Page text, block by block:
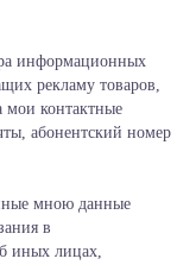
информационных
рекламу товаров,
мои контактные
абонентский номер
мною данные
в
иных лицах,